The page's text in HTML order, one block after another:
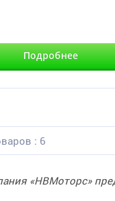
Подробнее
: 6
«НВМоторс»